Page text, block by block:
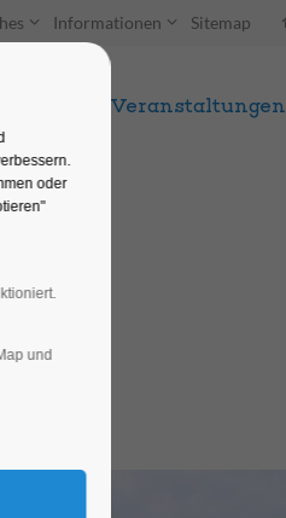
Informationen Sitemap
Veranstaltungen
oder
und